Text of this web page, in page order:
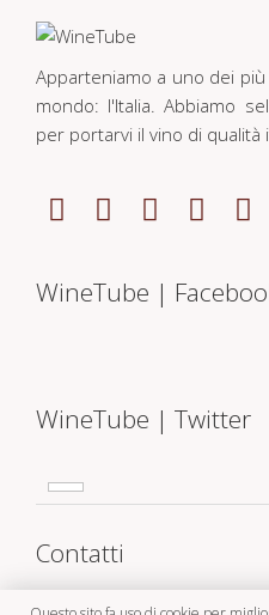
Apparteniamo a uno dei
mondo: l'Italia. Abbiamo
per portarvi il vino di qualità
WineTube |
WineTube | Twitter
Contatti